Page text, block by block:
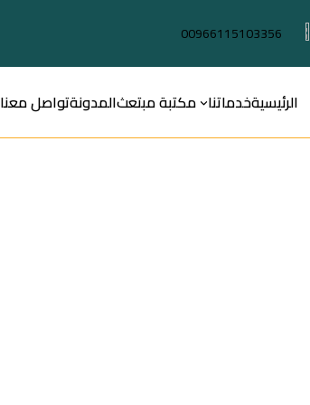
00966115103356
الرئيسيةخدماتنا مكتبة مبتعثالمدونةتواصل معنا